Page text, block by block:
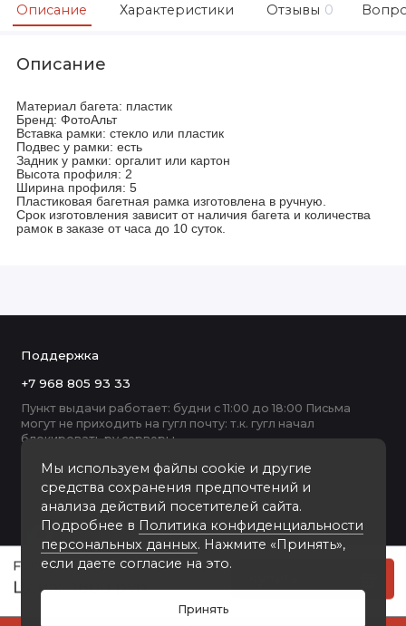
F5197-015-7 рамка пластик 50-50
1800 руб
Описание Характеристики Отзывы 0
Описание
Материал багета: пластик
Бренд: ФотоАльт
Вставка рамки: стекло или пластик
Подвес у рамки: есть
Задник у рамки: оргалит или картон
Высота профиля: 2
Ширина профиля: 5
Пластиковая багетная рамка изготовлена в ручную.
Срок изготовления зависит от наличия багета и количества
рамок в заказе от часа до 10 суток.
Мы используем файлы cookie и другие
средства сохранения предпочтений и
анализа действий посетителей сайта.
Подробнее в Политика конфиденциальности
персональных данных. Нажмите «Принять»,
если даете согласие на это.
Принять
Поддержка
+7 968 805 93 33
Пункт выдачи работает: будни с 11:00 до 18:00 Письма
могут не приходить на гугл почту: т.к. гугл начал
блокировать ру серверы